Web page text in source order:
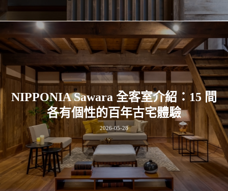
NIPPONIA Sawara 全客室介紹：15 間
各有個性的百年古宅體驗
2026-05-28